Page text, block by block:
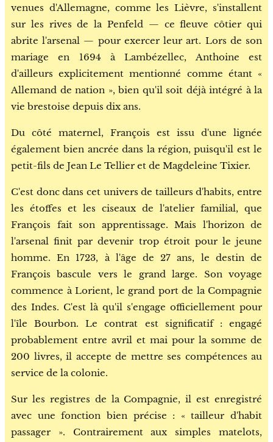
venues d'Allemagne, comme les Lièvre, s'installent
sur les rives de la Penfeld — ce fleuve côtier qui
abrite l'arsenal — pour exercer leur art. Lors de son
mariage en 1694 à Lambézellec, Anthoine est
d'ailleurs explicitement mentionné comme étant «
Allemand de nation », bien qu'il soit déjà intégré à la
vie brestoise depuis dix ans.
Du côté maternel, François est issu d'une lignée
également bien ancrée dans la région, puisqu'il est le
petit-fils de Jean Le Tellier et de Magdeleine Tixier.
C'est donc dans cet univers de tailleurs d'habits, entre
les étoffes et les ciseaux de l'atelier familial, que
François fait son apprentissage. Mais l'horizon de
l'arsenal finit par devenir trop étroit pour le jeune
homme. En 1723, à l'âge de 27 ans, le destin de
François bascule vers le grand large. Son voyage
commence à Lorient, le grand port de la Compagnie
des Indes. C'est là qu'il s'engage officiellement pour
l'île Bourbon. Le contrat est significatif : engagé
probablement entre avril et mai pour la somme de
200 livres, il accepte de mettre ses compétences au
service de la colonie.
Sur les registres de la Compagnie, il est enregistré
avec une fonction bien précise : « tailleur d'habit
passager ». Contrairement aux simples matelots,